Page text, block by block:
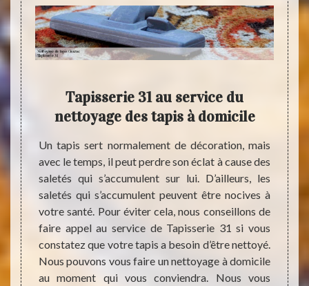
il
peut
à la
vous
Ce
Tapisserie 31 au service du
nettoyage des tapis à domicile
Un tapis sert normalement de décoration, mais
avec le temps, il peut perdre son éclat à cause des
saletés qui s’accumulent sur lui. D’ailleurs, les
saletés qui s’accumulent peuvent être nocives à
votre santé. Pour éviter cela, nous conseillons de
faire appel au service de Tapisserie 31 si vous
constatez que votre tapis a besoin d’être nettoyé.
Nous pouvons vous faire un nettoyage à domicile
au moment qui vous conviendra. Nous vous
Un
car il